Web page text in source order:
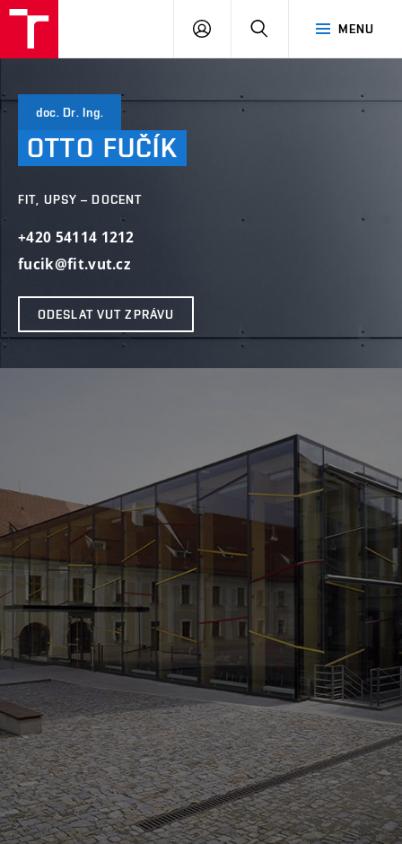
MENU
PŘIHLÁSIT
doc. Dr. Ing.
OTTO FUČÍK
FIT, UPSY – DOCENT
+420 54114 1212
fucik@fit.vut.cz
ODESLAT VUT ZPRÁVU